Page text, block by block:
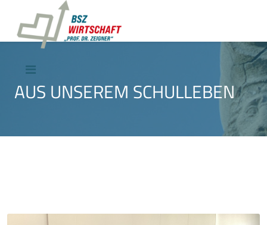
AUS UNSEREM SCHULLEBEN